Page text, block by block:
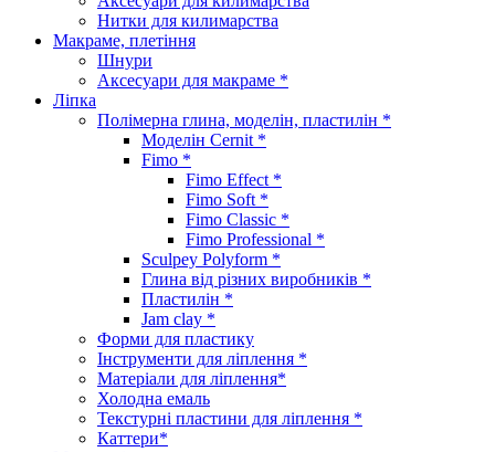
Нитки для килимарства
Макраме, плетіння
Шнури
Аксесуари для макраме *
Ліпка
Полімерна глина, моделін, пластилін *
Моделін Cernit *
Fimo *
Fimo Effect *
Fimo Soft *
Fimo Classic *
Fimo Professional *
Sculpey Polyform *
Глина від різних виробників *
Пластилін *
Jam clay *
Форми для пластику
Інструменти для ліплення *
Матеріали для ліплення*
Холодна емаль
Текстурні пластини для ліплення *
Каттери*